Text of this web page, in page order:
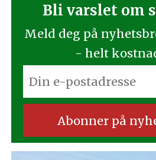
Bli varslet om
Meld deg på
- helt